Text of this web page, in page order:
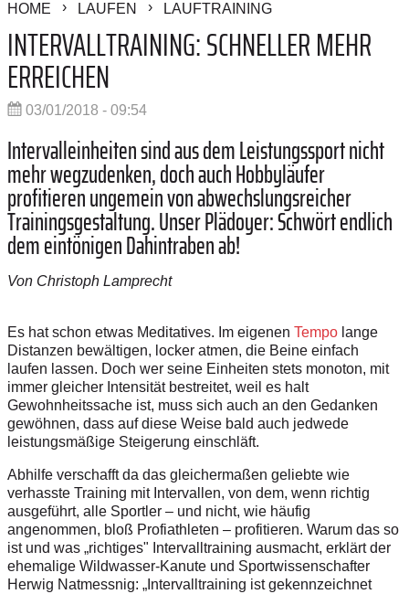
HOME LAUFEN LAUFTRAINING
INTERVALLTRAINING: SCHNELLER MEHR
ERREICHEN
03/01/2018 - 09:54
Intervalleinheiten sind aus dem Leistungssport nicht
mehr wegzudenken, doch auch Hobbyläufer
profitieren ungemein von abwechslungsreicher
Trainingsgestaltung. Unser Plädoyer: Schwört endlich
dem eintönigen Dahintraben ab!
Von Christoph Lamprecht
Es hat schon etwas Meditatives. Im eigenen Tempo lange
Distanzen bewältigen, locker atmen, die Beine einfach
laufen lassen. Doch wer seine Einheiten stets monoton, mit
immer gleicher Intensität bestreitet, weil es halt
Gewohnheitssache ist, muss sich auch an den Gedanken
gewöhnen, dass auf diese Weise bald auch jedwede
leistungsmäßige Steigerung einschläft.
Abhilfe verschafft da das gleichermaßen geliebte wie
verhasste Training mit Intervallen, von dem, wenn richtig
ausgeführt, alle Sportler – und nicht, wie häufig
angenommen, bloß Profiathleten – profitieren. Warum das so
ist und was „richtiges" Intervalltraining ausmacht, erklärt der
ehemalige Wildwasser-Kanute und Sportwissenschafter
Herwig Natmessnig: „Intervalltraining ist gekennzeichnet